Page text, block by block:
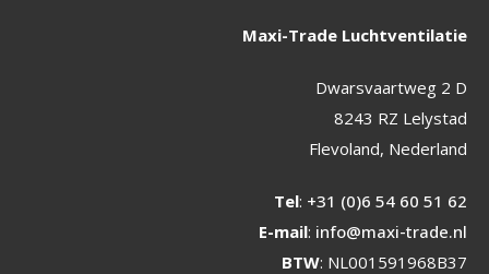
Maxi-Trade Luchtventilatie
Dwarsvaartweg 2 D
8243 RZ Lelystad
Flevoland, Nederland
Tel: +31 (0)6 54 60 51 62
E-mail: info@maxi-trade.nl
BTW: NL001591968B37